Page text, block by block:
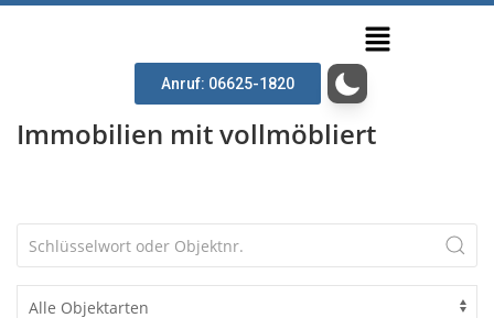
Anruf: 06625-1820
Immobilien mit vollmöbliert